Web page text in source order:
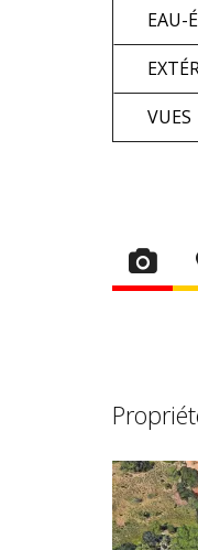
EAU-
VUES